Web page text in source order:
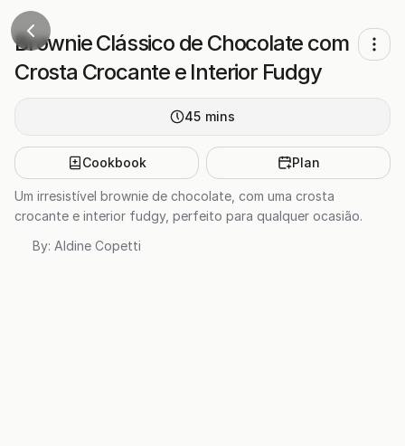
Brownie Clássico de Chocolate com
Crosta Crocante e Interior Fudgy
45 mins
Cookbook Plan
Um irresistível brownie de chocolate, com uma crosta
crocante e interior fudgy, perfeito para qualquer ocasião.
By: Aldine Copetti